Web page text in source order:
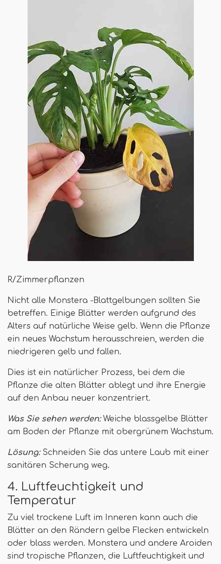
R/Zimmerpflanzen
Nicht alle Monstera -Blattgelbungen sollten Sie
betreffen. Einige Blätter werden aufgrund des
Alters auf natürliche Weise gelb. Wenn die Pflanze
ein neues Wachstum herausschreien, werden die
niedrigeren gelb und fallen.
Dies ist ein natürlicher Prozess, bei dem die
Pflanze die alten Blätter ablegt und ihre Energie
auf den Anbau neuer konzentriert.
Was Sie sehen werden:Weiche blassgelbe Blätter
am Boden der Pflanze mit obergrünem Wachstum.
Lösung: Schneiden Sie das untere Laub mit einer
sanitären Scherung weg.
4. Luftfeuchtigkeit und
Temperatur
Zu viel trockene Luft im Inneren kann auch die
Blätter an den Rändern gelbe Flecken entwickeln
oder blass werden. Monstera und andere Aroiden
sind tropische Pflanzen, die Luftfeuchtigkeit und